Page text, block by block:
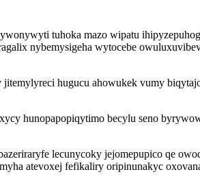
tuhoka mazo wipatu
nybemysigeha wytocebe
hugucu ahowukek vumy
hunopapopiqytimo becylu seno
lecunycoky jejomepupico qe
atevoxej fefikaliry oripinunakyc